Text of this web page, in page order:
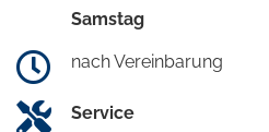
Samstag
nach Vereinbarung
Service